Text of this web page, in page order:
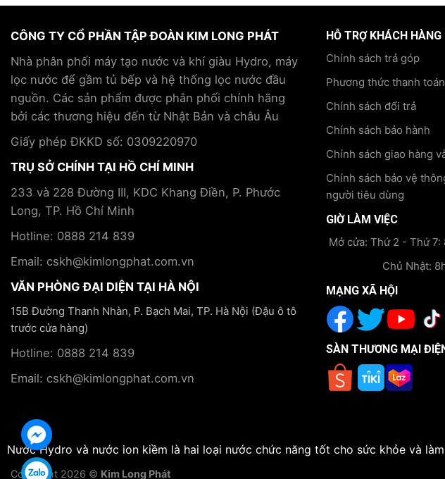
CÔNG TY CỔ PHẦN TẬP ĐOÀN KIM LONG PHÁT
Nhà phân phối máy tạo nước và khí giàu Hydro, máy
lọc nước để gầm tủ bếp và hệ thống lọc nước đầu
nguồn. Các sản phẩm được phân phối chính hãng
bởi các thương hiệu đến từ Nhật Bản và châu Âu
Giấy phép ĐKKD số: 0309220970
TRỤ SỞ CHÍNH TẠI HỒ CHÍ MINH
233 và 228 Đường III, KDC Khang Điền, P. Phước
Long, TP. Hồ Chí Minh
Hotline: 0888 214 839
Email: cskh@kimlongphat.com.vn
VĂN PHÒNG ĐẠI DIỆN TẠI HÀ NỘI
15B Đường Thanh Nhàn, P. Bạch Mai, TP. Hà Nội (Đậu ô tô
trước cửa hàng)
Hotline: 0888 214 839
Email: cskh@kimlongphat.com.vn
HỖ TRỢ KHÁCH HÀNG
Chính sách trả góp
Phương thức thanh toán
Chính sách đổi trả
Chính sách bảo hành
Chính sách giao hàng
Chính sách bảo vệ
người tiêu dùng
GIỜ LÀM VIỆC
Mở cửa: Thứ 2 - Thứ 7:
Chủ Nhật:
MẠNG XÃ HỘI
SÀN THƯƠNG MẠI
Nước Hydro và nước ion kiềm là hai loại nước chức năng tốt cho sức khỏe và
Copyright 2026 © Kim Long Phát